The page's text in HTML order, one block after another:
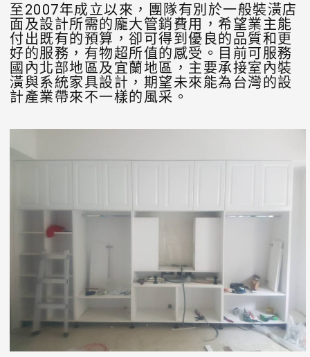
至2007年成立以來，團隊有別於一般裝潢店
面及設計所需的龐大管銷費用，希望業主能
付出既有的預算，卻可得到優良的品質和更
好的服務，有物超所值的感受。目前可服務
國內北部地區及宜蘭地區，主要承接室內裝
潢與系統家具設計，期望未來能為台灣的設
計產業帶來不一樣的風采。